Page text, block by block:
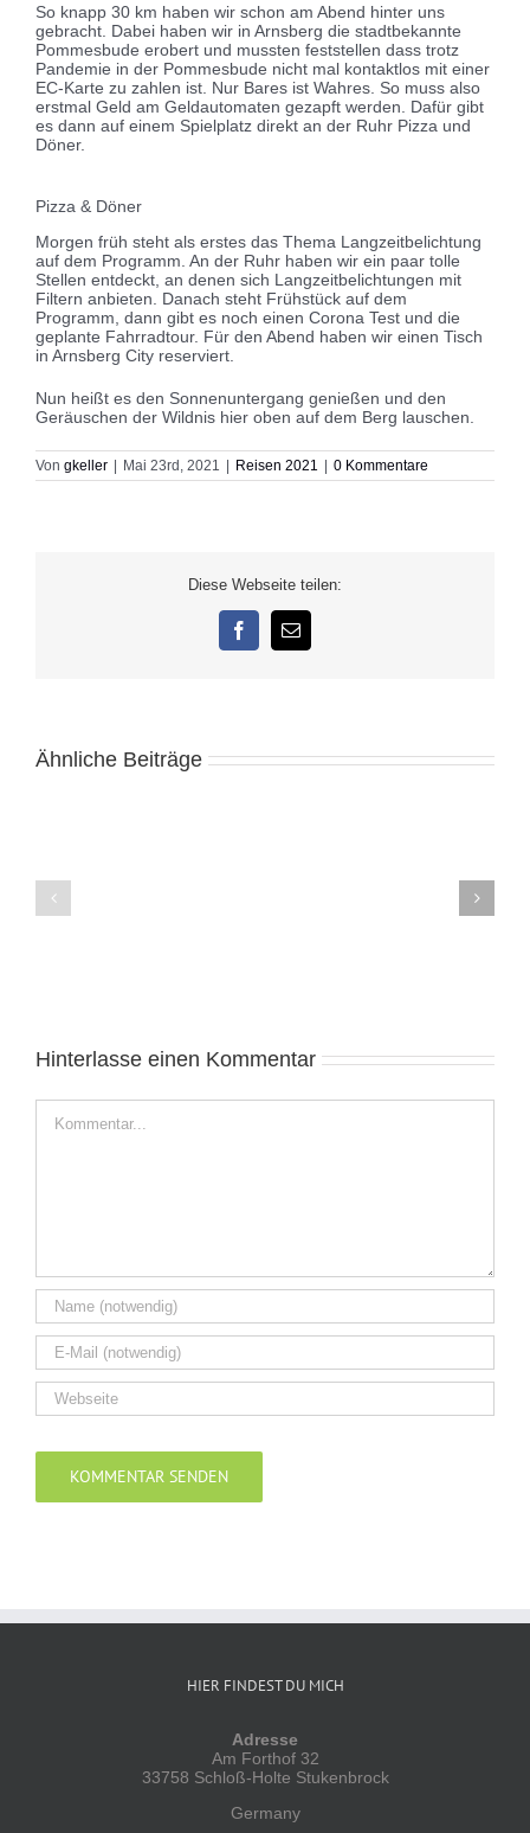
So knapp 30 km haben wir schon am Abend hinter uns
gebracht. Dabei haben wir in Arnsberg die stadtbekannte
Pommesbude erobert und mussten feststellen dass trotz
Pandemie in der Pommesbude nicht mal kontaktlos mit einer
EC-Karte zu zahlen ist. Nur Bares ist Wahres. So muss also
erstmal Geld am Geldautomaten gezapft werden. Dafür gibt
es dann auf einem Spielplatz direkt an der Ruhr Pizza und
Döner.
Pizza & Döner
Morgen früh steht als erstes das Thema Langzeitbelichtung
auf dem Programm. An der Ruhr haben wir ein paar tolle
Stellen entdeckt, an denen sich Langzeitbelichtungen mit
Filtern anbieten. Danach steht Frühstück auf dem
Programm, dann gibt es noch einen Corona Test und die
geplante Fahrradtour. Für den Abend haben wir einen Tisch
in Arnsberg City reserviert.
Nun heißt es den Sonnenuntergang genießen und den
Geräuschen der Wildnis hier oben auf dem Berg lauschen.
Von gkeller | Mai 23rd, 2021 | Reisen 2021 | 0 Kommentare
Diese Webseite teilen:
Facebook
E-
Mail
Ähnliche Beiträge
Hinterlasse einen Kommentar
Kommentar
HIER FINDEST DU MICH
Adresse
Am Forthof 32
33758 Schloß-Holte Stukenbrock
Germany